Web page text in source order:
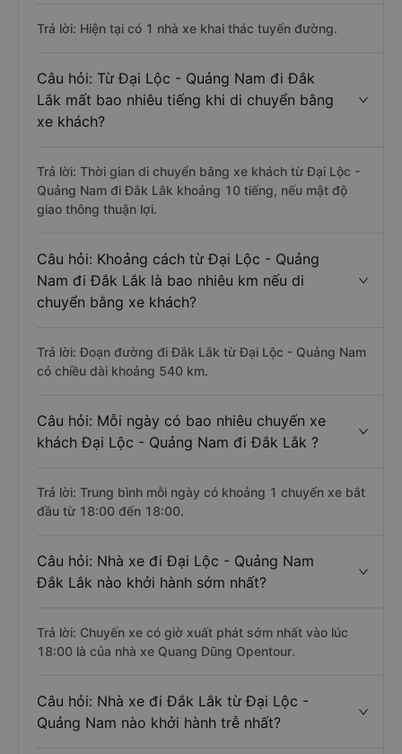
Trả lời: Hiện tại có 1 nhà xe khai thác tuyến đường.
Câu hỏi: Từ Đại Lộc - Quảng Nam đi Đắk
Lắk mất bao nhiêu tiếng khi di chuyển bằng
xe khách?
Trả lời: Thời gian di chuyển bằng xe khách từ Đại Lộc -
Quảng Nam đi Đắk Lắk khoảng 10 tiếng, nếu mật độ
giao thông thuận lợi.
Câu hỏi: Khoảng cách từ Đại Lộc - Quảng
Nam đi Đắk Lắk là bao nhiêu km nếu di
chuyển bằng xe khách?
Trả lời: Đoạn đường đi Đắk Lắk từ Đại Lộc - Quảng Nam
có chiều dài khoảng 540 km.
Câu hỏi: Mỗi ngày có bao nhiêu chuyến xe
khách Đại Lộc - Quảng Nam đi Đắk Lắk ?
Trả lời: Trung bình mỗi ngày có khoảng 1 chuyến xe bắt
đầu từ 18:00 đến 18:00.
Câu hỏi: Nhà xe đi Đại Lộc - Quảng Nam
Đắk Lắk nào khởi hành sớm nhất?
Trả lời: Chuyến xe có giờ xuất phát sớm nhất vào lúc
18:00 là của nhà xe Quang Dũng Opentour.
Câu hỏi: Nhà xe đi Đắk Lắk từ Đại Lộc -
Quảng Nam nào khởi hành trễ nhất?